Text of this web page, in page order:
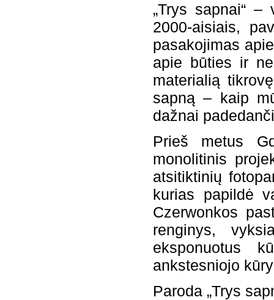
„Trys sapnai“
2000-aisiais,
pasakojimas
apie būties ir
materialią
sapną – kaip
dažnai
Prieš metus
monolitinis
atsitiktinių
kurias papildė
Czerwonkos
renginys,
eksponuotus
ankstesniojo
Paroda „Trys